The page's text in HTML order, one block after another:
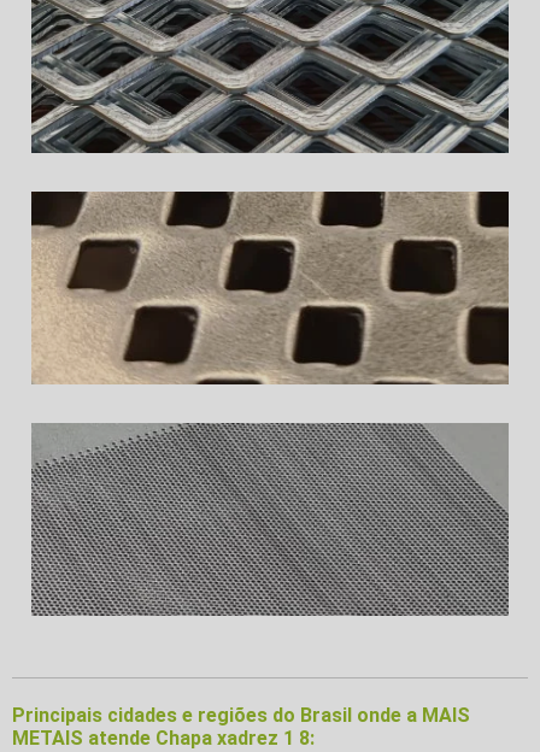
Principais cidades e regiões do Brasil onde a MAIS
METAIS atende Chapa xadrez 1 8: